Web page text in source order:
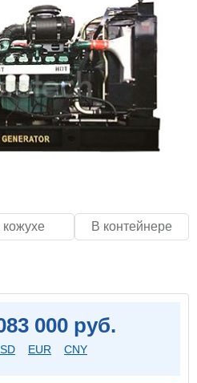
кожухе В контейнере
000 руб.
EUR CNY